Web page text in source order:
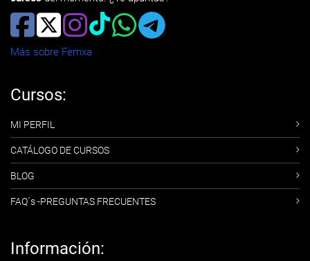
Más sobre Femxa
Cursos:
MI PERFIL
CATÁLOGO DE CURSOS
BLOG
FAQ´s -PREGUNTAS FRECUENTES
Información: